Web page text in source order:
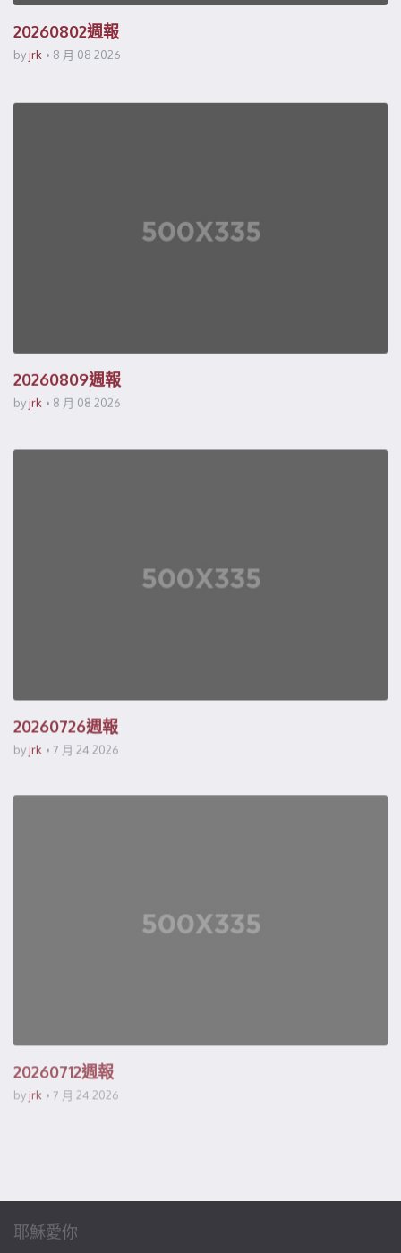
20260802週報
byjrk 8 月 08 2026
20260809週報
byjrk 8 月 08 2026
20260726週報
by jrk 7 月 24 2026
20260712週報
byjrk 7 月 24 2026
耶穌愛你